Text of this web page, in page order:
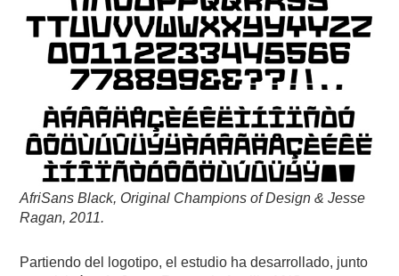
AfriSans Black, Original Champions of Design & Jesse
Ragan, 2011.
Partiendo del logotipo, el estudio ha desarrollado, junto